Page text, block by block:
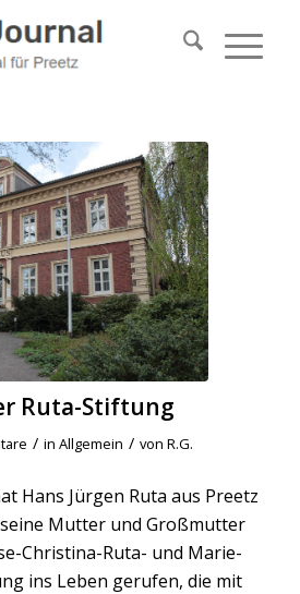
Ruta-Stiftung
/ in Allgemein / von R.G.
Hans Jürgen Ruta aus Preetz
Mutter und Großmutter
Christina-Ruta- und Marie-
ins Leben gerufen, die mit